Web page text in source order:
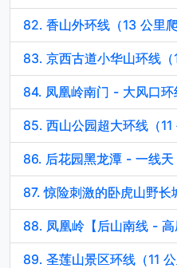
82. 香山外环线（13 公里
83. 京西古道小华山环线（
84. 凤凰岭南门 - 大风口
85. 西山公园超大环线（11
87. 惊险刺激的卧虎山野长
89. 圣莲山景区环线（11